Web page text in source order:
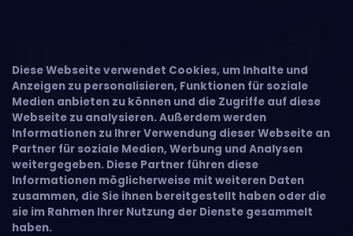
Diese Webseite verwendet Cookies, um Inhalte und
Anzeigen zu personalisieren, Funktionen für soziale
Medien anbieten zu können und die Zugriffe auf diese
Webseite zu analysieren. Außerdem werden
Informationen zu Ihrer Verwendung dieser Webseite an
Partner für soziale Medien, Werbung und Analysen
weitergegeben. Diese Partner führen diese
Informationen möglicherweise mit weiteren Daten
zusammen, die Sie ihnen bereitgestellt haben oder die
sie im Rahmen Ihrer Nutzung der Dienste gesammelt
haben.